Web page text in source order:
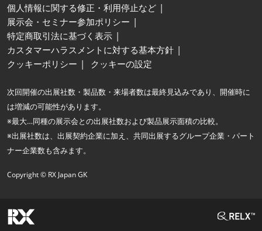
個人情報に関する修正・利用停止など
展示会・セミナー参加ポリシー
特定商取引法に基づく表示
カスタマーハラスメントに対する基本方針
クッキーポリシー
クッキーの設定
次回開催の出展社数・製品数・来場者数は最終見込みであり、開催時に
は増減の可能性があります。
※最大…同種の展示会との出展社数および製品展示面積の比較。
※出展社数は、出展契約企業に加え、共同出展するグループ企業・パート
ナー企業数も含みます。
Copyright © RX Japan GK